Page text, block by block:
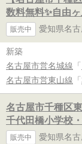
数料無料✨️自由
販売中 愛知県名
新築
名古屋市営名城線 「
名古屋市営東山線 「
名古屋市千種区
千代田橋小学校
販売中 愛知県名